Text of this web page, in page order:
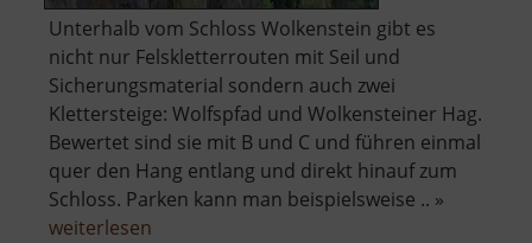
Unterhalb vom Schloss Wolkenstein gibt es
nicht nur Felskletterrouten mit Seil und
Sicherungsmaterial sondern auch zwei
Klettersteige: Wolfspfad und Wolkensteiner Hag.
Bewertet sind sie mit B und C und führen einmal
quer den Hang entlang und direkt hinauf zum
Schloss. Parken kann man beispielsweise .. »
weiterlesen